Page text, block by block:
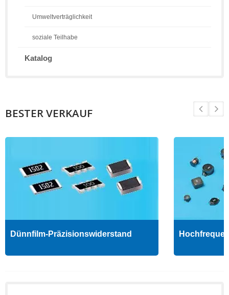
Umweltverträglichkeit
soziale Teilhabe
Katalog
BESTER VERKAUF
Dünnfilm-Präzisionswiderstand